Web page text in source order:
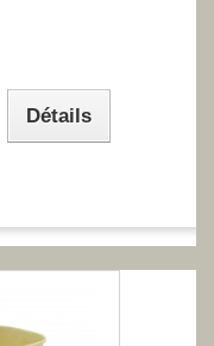
Détails